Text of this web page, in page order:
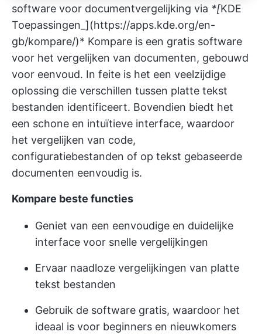
software voor documentvergelijking via *[KDE
Toepassingen_](https://apps.kde.org/en-
gb/kompare/)* Kompare is een gratis software
voor het vergelijken van documenten, gebouwd
voor eenvoud. In feite is het een veelzijdige
oplossing die verschillen tussen platte tekst
bestanden identificeert. Bovendien biedt het
een schone en intuïtieve interface, waardoor
het vergelijken van code,
configuratiebestanden of op tekst gebaseerde
documenten eenvoudig is.
Kompare beste functies
Geniet van een eenvoudige en duidelijke
interface voor snelle vergelijkingen
Ervaar naadloze vergelijkingen van platte
tekst bestanden
Gebruik de software gratis, waardoor het
ideaal is voor beginners en nieuwkomers